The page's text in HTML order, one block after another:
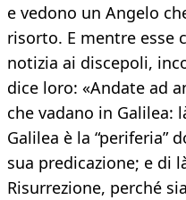
e vedono un Angelo
risorto. E mentre esse
notizia ai discepoli,
dice loro: «Andate ad
che vadano in Galilea:
Galilea è la “periferia”
sua predicazione; e di
Risurrezione, perché